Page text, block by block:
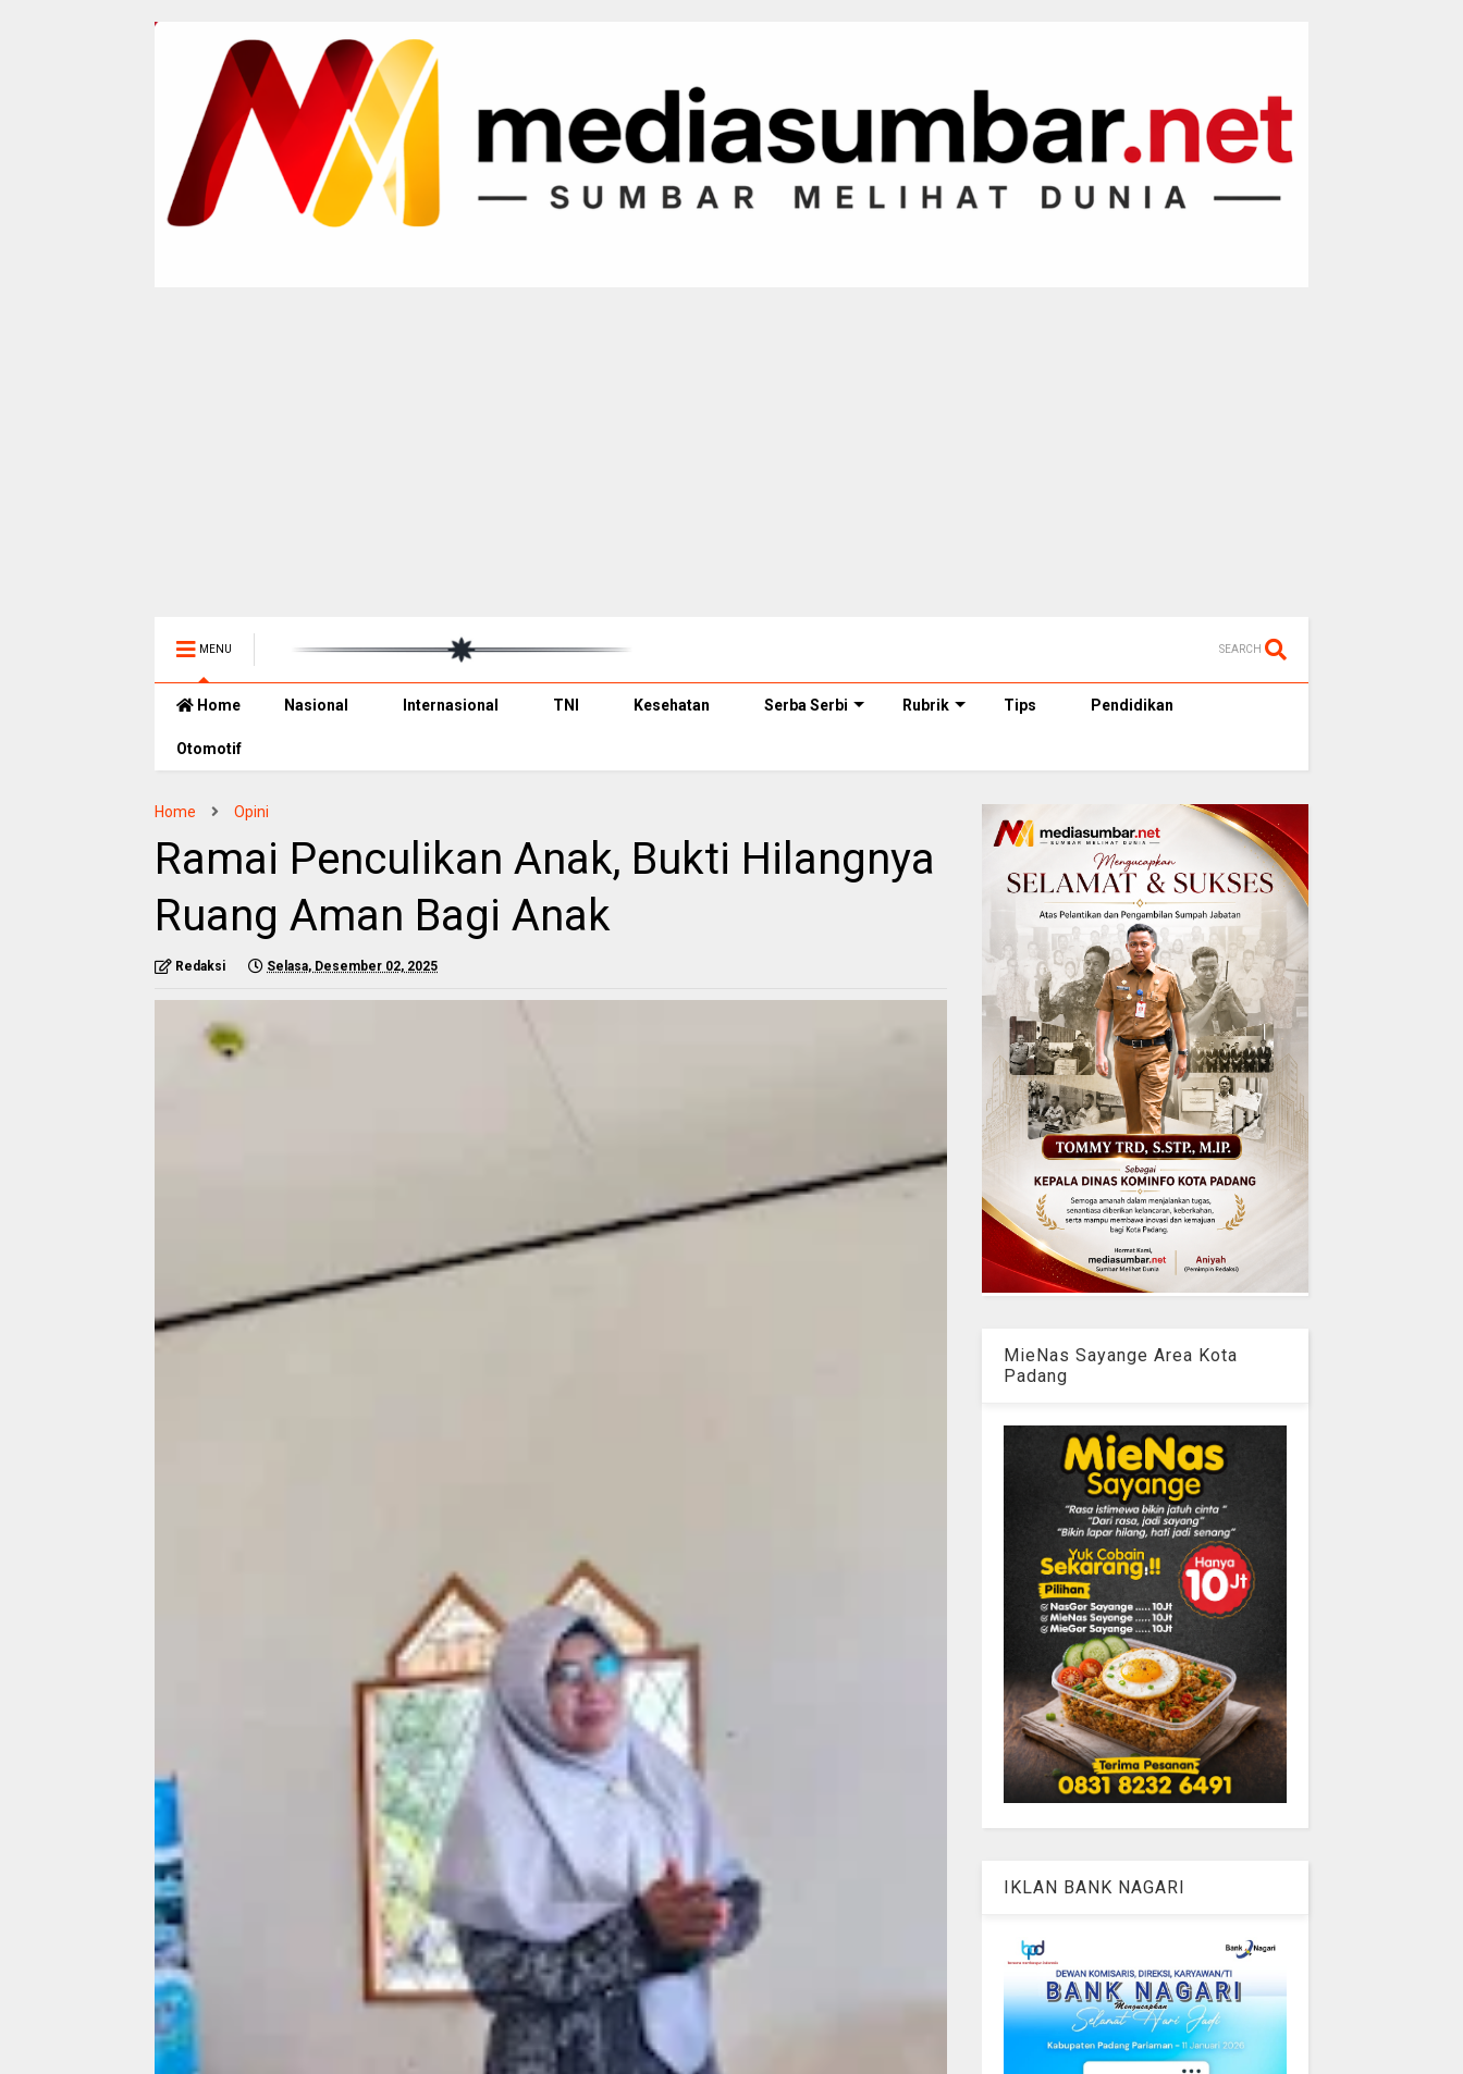
MENU SEARCH
Home Nasional Internasional TNI Kesehatan Serba Serbi Rubrik Tips Pendidikan
Otomotif
Home Opini
Ramai Penculikan Anak, Bukti Hilangnya
Ruang Aman Bagi Anak
Redaksi Selasa, Desember 02, 2025
MieNas Sayange Area Kota
Padang
IKLAN BANK NAGARI